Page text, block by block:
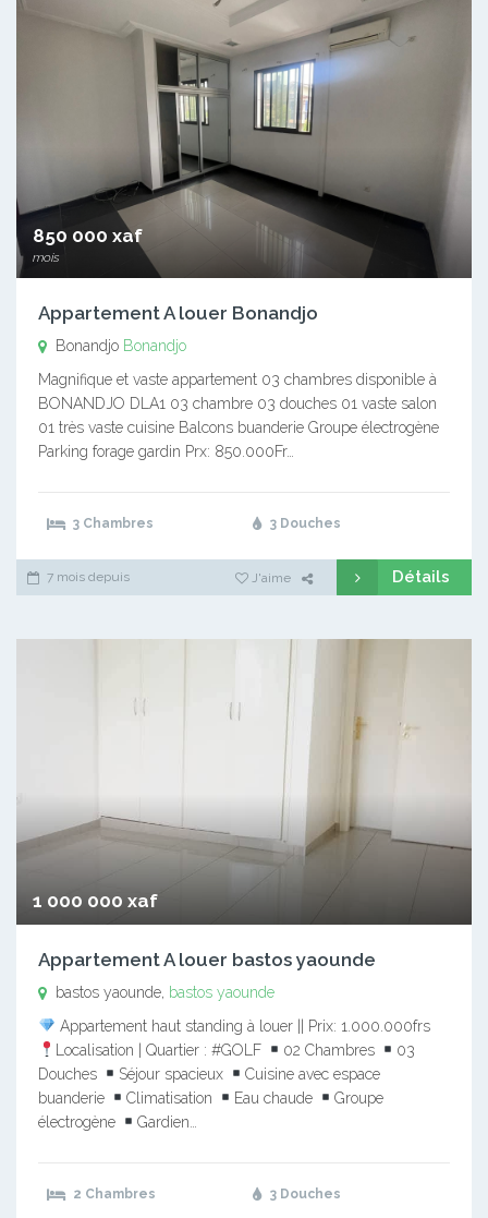
850 000 xaf
mois
Appartement A louer Bonandjo
Bonandjo Bonandjo
Magnifique et vaste appartement 03 chambres disponible à
BONANDJO DLA1 03 chambre 03 douches 01 vaste salon
01 très vaste cuisine Balcons buanderie Groupe électrogène
Parking forage gardin Prx: 850.000Fr…
3 Chambres 3 Douches
7 mois depuis J'aime Détails
1 000 000 xaf
Appartement A louer bastos yaounde
bastos yaounde, bastos yaounde
Appartement haut standing à louer || Prix: 1.000.000frs
Localisation | Quartier : #GOLF
02 Chambres
03
Douches
Séjour spacieux
Cuisine avec espace
buanderie
Climatisation Eau chaude
Groupe
électrogène
Gardien…
2 Chambres 3 Douches